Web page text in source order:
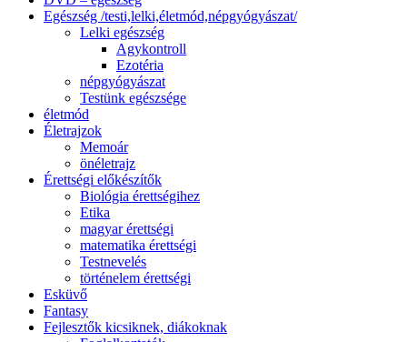
Egészség /testi,lelki,életmód,népgyógyászat/
Lelki egészség
Agykontroll
Ezotéria
népgyógyászat
Testünk egészsége
életmód
Életrajzok
Memoár
önéletrajz
Érettségi előkészítők
Biológia érettségihez
Etika
magyar érettségi
matematika érettségi
Testnevelés
történelem érettségi
Esküvő
Fantasy
Fejlesztők kicsiknek, diákoknak